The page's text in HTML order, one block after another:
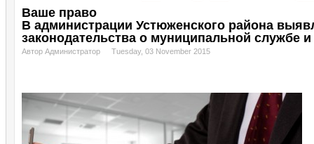
Ваше право
В администрации Устюженского района
законодательства о муниципальной службе
Автор Администратор Tuesday, 03 November 2015